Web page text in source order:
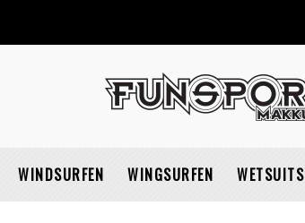
WINDSURFEN WINGSURFEN WETSUITS